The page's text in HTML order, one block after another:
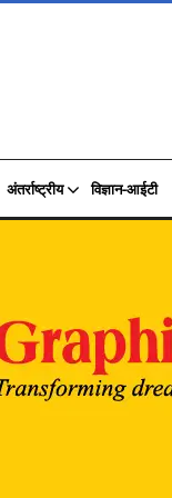
अंतर्राष्ट्रीय विज्ञान-आईटी